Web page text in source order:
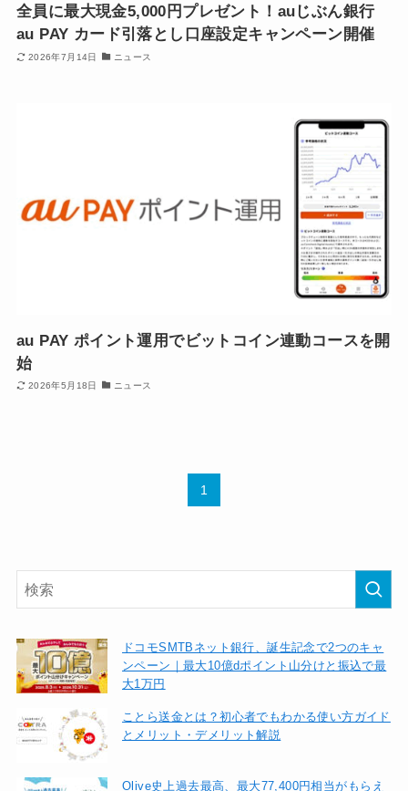
全員に最大現金5,000円プレゼント！auじぶん銀行
au PAY カード引落とし口座設定キャンペーン開催
2026年7月14日 ニュース
au PAY ポイント運用でビットコイン連動コースを開
始
2026年5月18日 ニュース
1
ドコモSMTBネット銀行、誕生記念で2つのキャ
ンペーン｜最大10億dポイント山分けと振込で最
大1万円
ことら送金とは？初心者でもわかる使い方ガイド
とメリット・デメリット解説
Olive史上過去最高、最大77,400円相当がもらえ